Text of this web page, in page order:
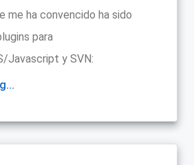
me ha convencido ha sido
para
Javascript y SVN: